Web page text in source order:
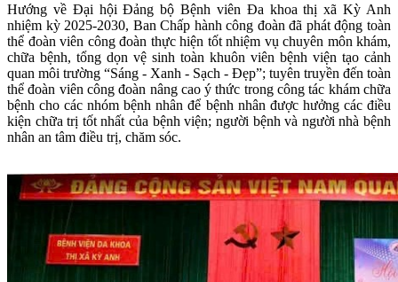
Hướng về Đại hội Đảng bộ Bệnh viên Đa khoa thị xã Kỳ Anh
nhiệm kỳ 2025-2030, Ban Chấp hành công đoàn đã phát động toàn
thể đoàn viên công đoàn thực hiện tốt nhiệm vụ chuyên môn khám,
chữa bệnh, tổng dọn vệ sinh toàn khuôn viên bệnh viện tạo cảnh
quan môi trường “Sáng - Xanh - Sạch - Đẹp”; tuyên truyền đến toàn
thể đoàn viên công đoàn nâng cao ý thức trong công tác khám chữa
bệnh cho các nhóm bệnh nhân để bệnh nhân được hưởng các điều
kiện chữa trị tốt nhất của bệnh viện; người bệnh và người nhà bệnh
nhân an tâm điều trị, chăm sóc.